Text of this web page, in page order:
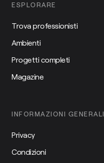
ESPLORARE
Trova professionisti
Ambienti
Progetti completi
Magazine
INFORMAZIONI GENERALI
Privacy
Condizioni